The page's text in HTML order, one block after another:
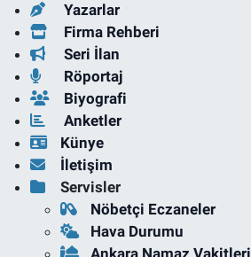
Yazarlar
Firma Rehberi
Seri İlan
Röportaj
Biyografi
Anketler
Künye
İletişim
Servisler
Nöbetçi Eczaneler
Hava Durumu